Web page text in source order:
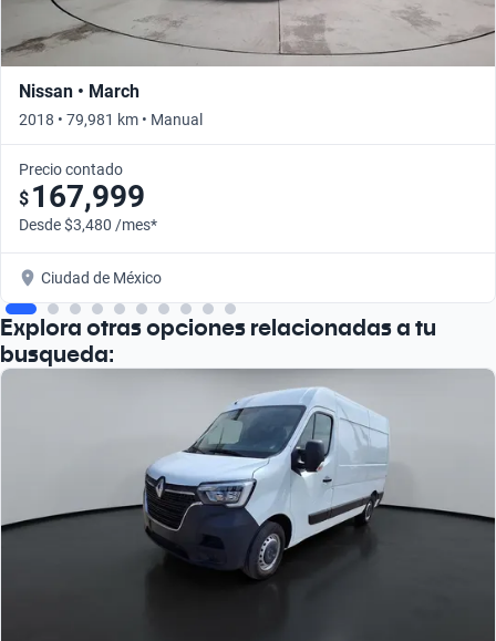
Nissan • March
2018 • 79,981 km • Manual
Precio contado
$ 167,999
Desde $3,480 /mes*
Ciudad de México
Explora otras opciones relacionadas a tu
busqueda: